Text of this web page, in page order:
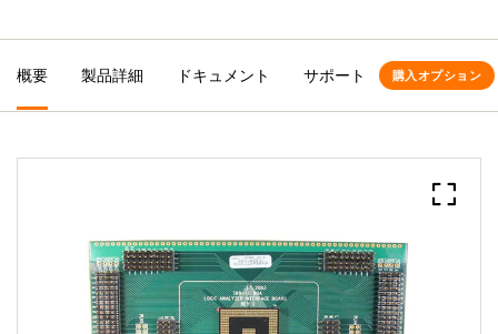
概要 製品詳細 ドキュメント サポート 購入オプション